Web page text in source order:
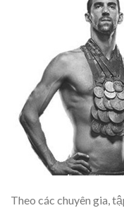
Theo các chuyên gia,